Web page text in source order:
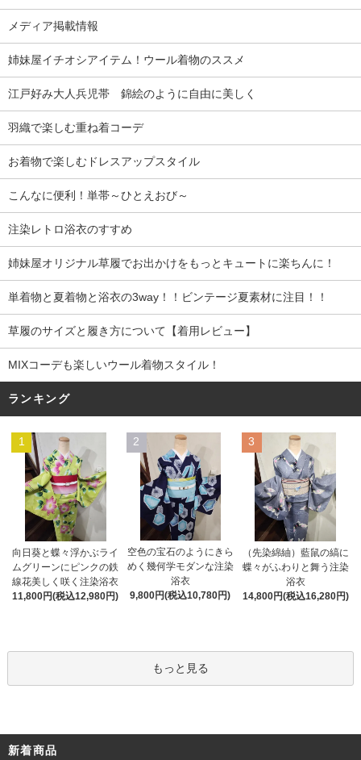
メディア掲載情報
姉妹屋イチオシアイテム！ウール着物のススメ
江戸好み大人兵児帯 錦絵のように自由に美しく
羽織で楽しむ重ね着コーデ
お着物で楽しむドレスアップスタイル
こんなに便利！単帯～ひとえおび～
注染レトロ浴衣のすすめ
姉妹屋オリジナル草履でお出かけをもっとキュートに楽ちんに！
単着物と夏着物と浴衣の3way！！ビンテージ夏素材に注目！！
草履のサイズと履き方について【着用レビュー】
MIXコーデも楽しいウール着物スタイル！
ランキング
1
向日葵と蝶々浮かぶライ
ムグリーンにピンクの鉄
線花美しく咲く注染浴衣
11,800円(税込12,980円)
2
空色の宝石のようにきら
めく幾何学モダンな注染
浴衣
9,800円(税込10,780円)
3
（先染綿紬）藍鼠の縞に
蝶々がふわりと舞う注染
浴衣
14,800円(税込16,280円)
もっと見る
新着商品